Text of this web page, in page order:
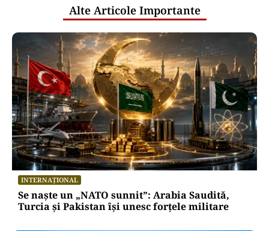
Alte Articole Importante
INTERNAȚIONAL
Se naște un „NATO sunnit”: Arabia Saudită,
Turcia și Pakistan își unesc forțele militare